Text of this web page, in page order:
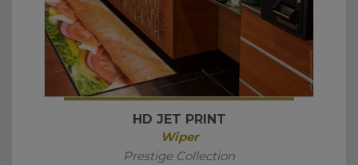
HD JET PRINT
Wiper
Prestige Collection